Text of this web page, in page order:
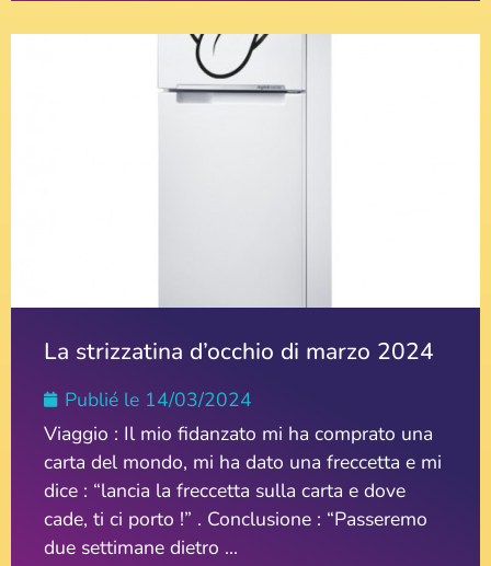
La strizzatina d’occhio di marzo 2024
Publié le 14/03/2024
Viaggio : Il mio fidanzato mi ha comprato una
carta del mondo, mi ha dato una freccetta e mi
dice : “lancia la freccetta sulla carta e dove
cade, ti ci porto !” . Conclusione : “Passeremo
due settimane dietro ...